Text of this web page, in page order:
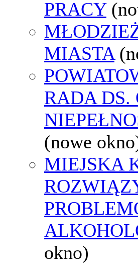
PRACY
MIASTA
RADA DS.
(nowe
MIEJSKA
okno)